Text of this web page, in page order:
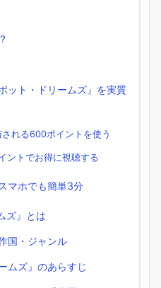
ット・ドリームズ』を実質
れる600ポイントを使う
ントでお得に視聴する
マホでも簡単3分
ズ』とは
国・ジャンル
ムズ』のあらすじ